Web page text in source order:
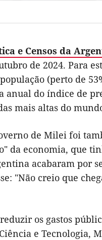
e Censos da
de 2024. Para
(perto de
do índice de
mais altas do
de Milei foi
da economia, que
acabaram por
"Não creio que
os gastos
e Tecnologia,